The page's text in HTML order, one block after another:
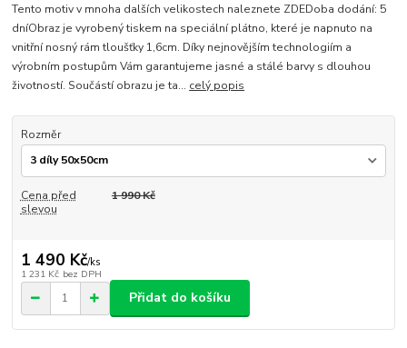
Tento motiv v mnoha dalších velikostech naleznete ZDEDoba dodání: 5
dníObraz je vyrobený tiskem na speciální plátno, které je napnuto na
vnitřní nosný rám tloušťky 1,6cm. Díky nejnovějším technologiím a
výrobním postupům Vám garantujeme jasné a stálé barvy s dlouhou
životností. Součástí obrazu je ta... celý popis
Rozměr
Cena před
slevou
1 990 Kč
1 490 Kč/ks
1 231 Kč bez DPH
Přidat do košíku